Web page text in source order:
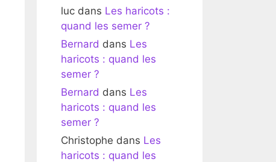
luc dans Les haricots :
quand les semer ?
Bernard dans Les
haricots : quand les
semer ?
Bernard dans Les
haricots : quand les
semer ?
Christophe dans Les
haricots : quand les